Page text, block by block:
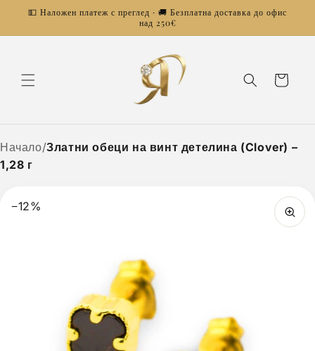
💵 Наложен платеж с преглед · 🚚 Безплатна доставка до офис
над 250€
Количка
Начало/Златни обеци на винт детелина (Clover) –
1,28 г
−12%